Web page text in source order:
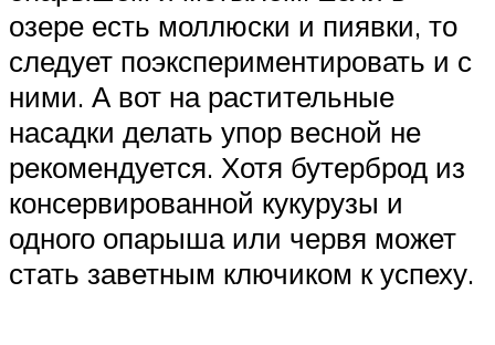
озере есть моллюски и пиявки, то
следует поэкспериментировать и с
ними. А вот на растительные
насадки делать упор весной не
рекомендуется. Хотя бутерброд из
консервированной кукурузы и
одного опарыша или червя может
стать заветным ключиком к успеху.